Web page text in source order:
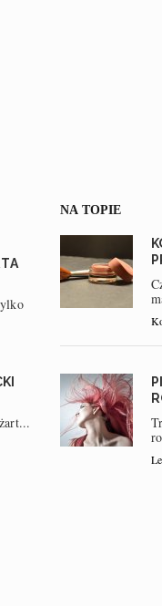
NA TOPIE